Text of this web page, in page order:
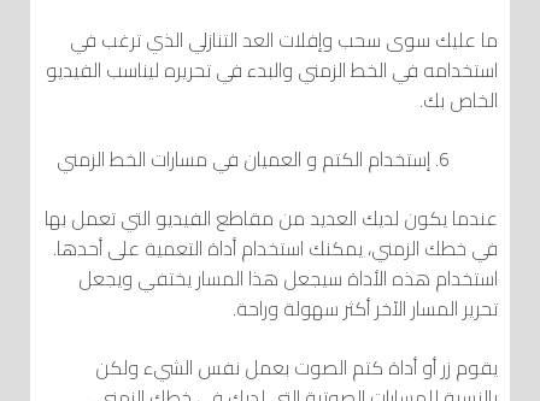
ما عليك سوى سحب وإفلات العد التنازلي الذي ترغب في
استخدامه في الخط الزمني والبدء في تحريره ليناسب الفيديو
الخاص بك.
إستخدام الكتم و العميان في مسارات الخط الزمني
عندما يكون لديك العديد من مقاطع الفيديو التي تعمل بها
في خطك الزمني، يمكنك استخدام أداة التعمية على أحدها.
استخدام هذه الأداة سيجعل هذا المسار يختفي ويجعل
تحرير المسار الآخر أكثر سهولة وراحة.
يقوم زر أو أداة كتم الصوت بعمل نفس الشيء ولكن